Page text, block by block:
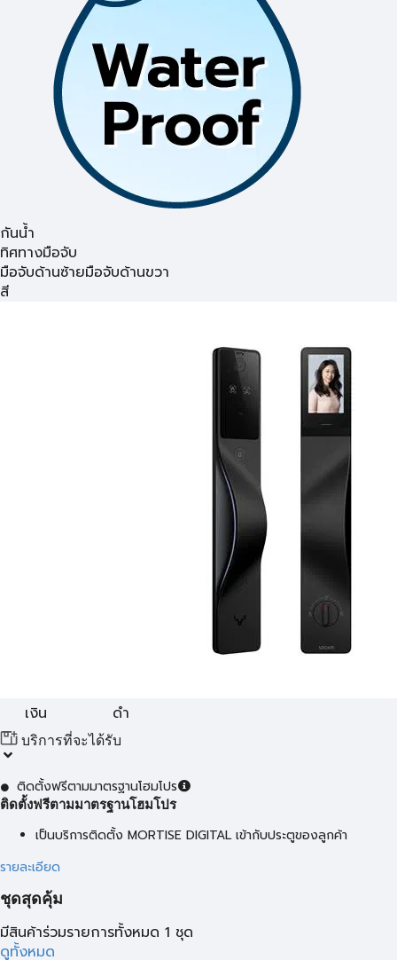
กันน้ำ
ทิศทางมือจับ
มือจับด้านซ้ายมือจับด้านขวา
สี
เงิน ดำ
บริการที่จะได้รับ
ติดตั้งฟรีตามมาตรฐานโฮมโปร
ติดตั้งฟรีตามมาตรฐานโฮมโปร
เป็นบริการติดตั้ง MORTISE DIGITAL เข้ากับประตูของลูกค้า
รายละเอียด
ชุดสุดคุ้ม
มีสินค้าร่วมรายการทั้งหมด 1 ชุด
ดูทั้งหมด